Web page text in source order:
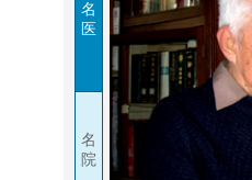
名
医
名
院